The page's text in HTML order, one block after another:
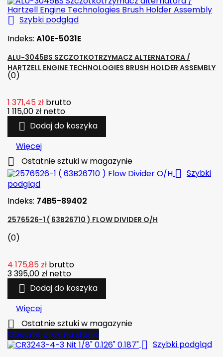
 Szybki podgląd
Indeks: A10E-5031E
ALU-3045BS SZCZOTKOTRZYMACZ ALTERNATORA /
HARTZELL ENGINE TECHNOLOGIES BRUSH HOLDER ASSEMBLY
(0)
1 371,45 zł brutto
1 115,00 zł netto
 Dodaj do koszyka
Więcej
 Ostatnie sztuki w magazynie
 Szybki
podgląd
Indeks: 74B5-89402
2576526-1 ( 63B26710 ) FLOW DIVIDER O/H
(0)
4 175,85 zł brutto
3 395,00 zł netto
 Dodaj do koszyka
Więcej

Ostatnie sztuki w magazynie
Obecnie brak na stanie
 Szybki podgląd